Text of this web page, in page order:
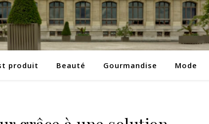
produit Beauté Gourmandise Mode